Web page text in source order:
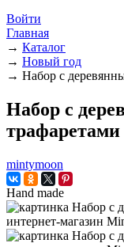
Войти
Главная
→ Каталог
→ Новый год
→ Набор с
Набор с
трафаретами
mintymoon
Hand made